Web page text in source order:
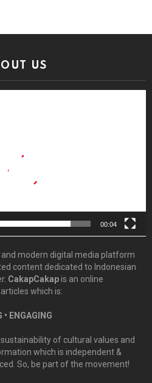
US
00:04
modern digital media platform
content dedicated to Indonesian
CakapCakapis an online
which is:
• ENGAGING
of cultural values and
which is independent &
So, be part of the movement!